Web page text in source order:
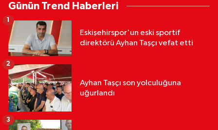
Günün Trend Haberleri
Eskişehirspor'un eski sportif
direktörü Ayhan Taşçı vefat etti
1
Ayhan Taşçı son yolculuğuna
uğurlandı
2
3